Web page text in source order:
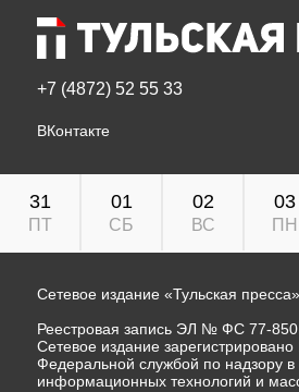
+7 (4872) 52 55 33
ВКонтакте
31
ПТ
01
СБ
02
ВС
03
ПН
Сетевое издание «Тульская пресса»
Реестровая запись ЭЛ № ФС 77-
Сетевое издание
Федеральной службой по надзору в
информационных технологий и